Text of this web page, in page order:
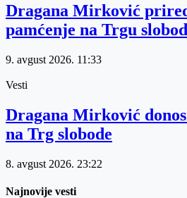
Dragana Mirković
pamćenje na Trgu
9. avgust 2026. 11:33
Vesti
Dragana Mirković
na Trg slobode
8. avgust 2026. 23:22
Najnovije vesti